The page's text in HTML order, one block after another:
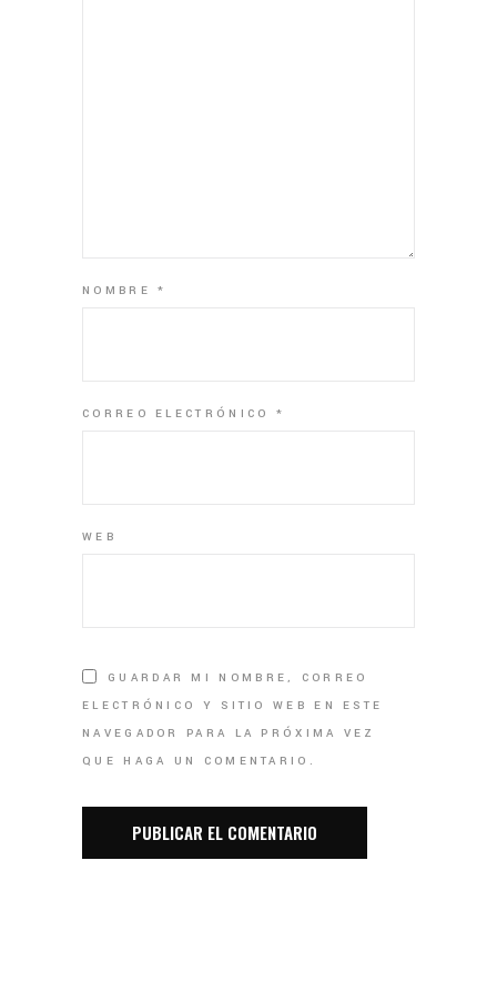
NOMBRE*
CORREO ELECTRÓNICO *
WEB
GUARDAR MI NOMBRE, CORREO
ELECTRÓNICO Y SITIO WEB EN ESTE
NAVEGADOR PARA LA PRÓXIMA VEZ
QUE HAGA UN COMENTARIO.